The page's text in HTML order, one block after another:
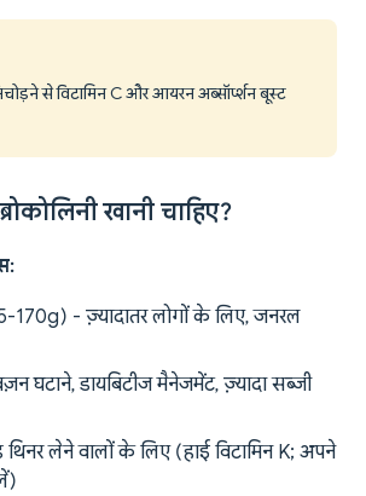
से विटामिन C और आयरन अब्सॉर्प्शन बूस्ट
खानी चाहिए?
170g) - ज़्यादातर लोगों के लिए, जनरल
घटाने, डायबिटीज मैनेजमेंट, ज़्यादा सब्जी
लेने वालों के लिए (हाई विटामिन K; अपने